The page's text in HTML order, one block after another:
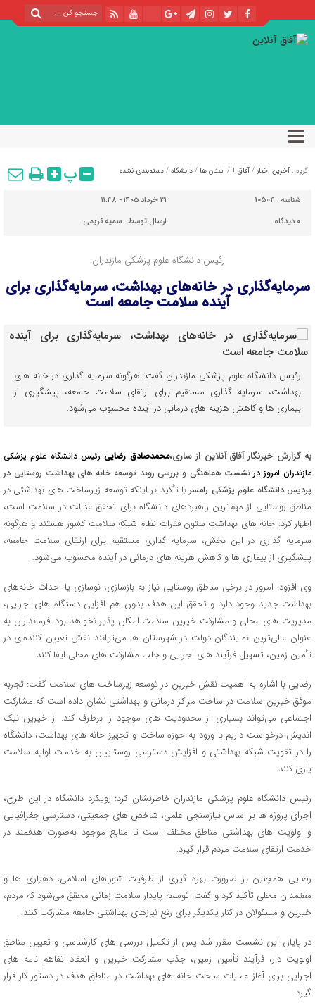
گروه : آخرین اخبار / آفاق + / استان ها / دانشگاه / دسته‌بندی نشده پ
شناسه : 10504
۳۱ خرداد ۱۴۰۵ - ۱۱:۴۸
۰ دیدگاه ارسال توسط :سمیه کریمی
رئیس دانشگاه علوم پزشکی مازندران:
سرمایه‌گذاری در خانه‌های بهداشت، سرمایه‌گذاری برای
آینده سلامت جامعه است
رئیس دانشگاه علوم پزشکی مازندران گفت: هرگونه سرمایه‌ گذاری در خانه های
بهداشت، سرمایه‌ گذاری مستقیم برای ارتقای سلامت جامعه، پیشگیری از
بیماری‌ ها و کاهش هزینه‌ های درمانی در آینده محسوب می‌شود.
به گزارش خبرنگار آفاق آنلاین از ساری،محمدصادق رضایی رئیس دانشگاه علوم پزشکی
مازندران امروز درنشست هماهنگی و بررسی روند توسعه خانه‌ های بهداشت روستایی در
پردیس دانشگاه علوم پزشکی رامسربا تأکید بر اینکه توسعه زیرساخت‌ های بهداشتی در
مناطق روستایی از مهم‌ترین راهبردهای دانشگاه برای تحقق عدالت در سلامت است،
اظهار کرد: خانه‌ های بهداشت ستون فقرات نظام شبکه سلامت کشور هستند و هرگونه
سرمایه‌ گذاری در این بخش، سرمایه‌ گذاری مستقیم برای ارتقای سلامت جامعه،
پیشگیری از بیماری‌ ها و کاهش هزینه‌ های درمانی در آینده محسوب می‌شود.
وی افزود: امروز در برخی مناطق روستایی نیاز به بازسازی، نوسازی یا احداث خانه‌های
بهداشت جدید وجود دارد و تحقق این هدف بدون هم‌ افزایی دستگاه‌ های اجرایی،
مدیریت‌ های محلی و مشارکت خیرین سلامت امکان‌ پذیر نخواهد بود. فرمانداران به
عنوان عالی‌ترین نمایندگان دولت در شهرستان‌ ها می‌توانند نقش تعیین‌ کننده‌ای در
تأمین زمین، تسهیل فرآیند های اجرایی و جلب مشارکت‌ های محلی ایفا کنند.
رضایی با اشاره به اهمیت نقش خیرین در توسعه زیرساخت‌ های سلامت گفت: تجربه
موفق خیرین سلامت در ساخت مراکز درمانی و بهداشتی نشان داده است که مشارکت
اجتماعی می‌تواند بسیاری از محدودیت‌ های موجود را برطرف کند. از خیرین نیک‌
اندیش درخواست داریم با ورود به حوزه ساخت و تجهیز خانه‌ های بهداشت، دانشگاه
را در تقویت شبکه بهداشتی و افزایش دسترسی روستاییان به خدمات اولیه سلامت
یاری کنند.
رئیس دانشگاه علوم پزشکی مازندران خاطرنشان کرد: رویکرد دانشگاه در این طرح،
اجرای پروژه‌ ها بر اساس نیازسنجی علمی، شاخص‌ های جمعیتی، دسترسی جغرافیایی
و اولویت‌ های بهداشتی مناطق مختلف است تا منابع موجود به‌صورت هدفمند در
خدمت ارتقای سلامت مردم قرار گیرد.
رضایی همچنین بر ضرورت بهره‌ گیری از ظرفیت شوراهای اسلامی، دهیاری‌ ها و
معتمدان محلی تأکید کرد و گفت: توسعه پایدار سلامت زمانی محقق می‌شود که مردم،
خیرین و مسئولان در کنار یکدیگر برای رفع نیازهای بهداشتی جامعه مشارکت کنند.
در پایان این نشست مقرر شد پس از تکمیل بررسی‌ های کارشناسی و تعیین مناطق
اولویت‌ دار، فرآیند تأمین زمین، جذب مشارکت خیرین و انعقاد تفاهم‌ نامه‌ های
اجرایی برای آغاز عملیات ساخت خانه‌ های بهداشت در مناطق هدف در دستور کار قرار
گیرد.